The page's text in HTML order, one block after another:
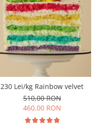
230 Lei/kg Rainbow velvet
510,00 RON
460,00 RON